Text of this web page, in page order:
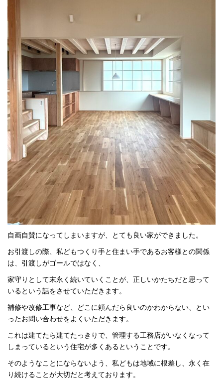
自画自賛になってしまいますが、とても良い家ができました。
お引渡しの際、私どもつくり手と住まい手であるお客様との関係
は、引渡しがゴールではなく、
家守りとして末永く続いていくことが、正しいかたちだと思って
いるという話をさせていただきます。
補修や改修工事など、どこに頼んだら良いのかわからない、とい
ったお問い合わせをよくいただきます。
これは建てたら建てたっきりで、管理する工務店がいなくなって
しまっているという住宅が多くあるということです。
そのようなことにならないよう、私どもは地域に根差し、永く在
り続けることが大切だと考えております。